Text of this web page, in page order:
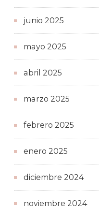
junio 2025
mayo 2025
abril 2025
marzo 2025
febrero 2025
enero 2025
diciembre 2024
noviembre 2024